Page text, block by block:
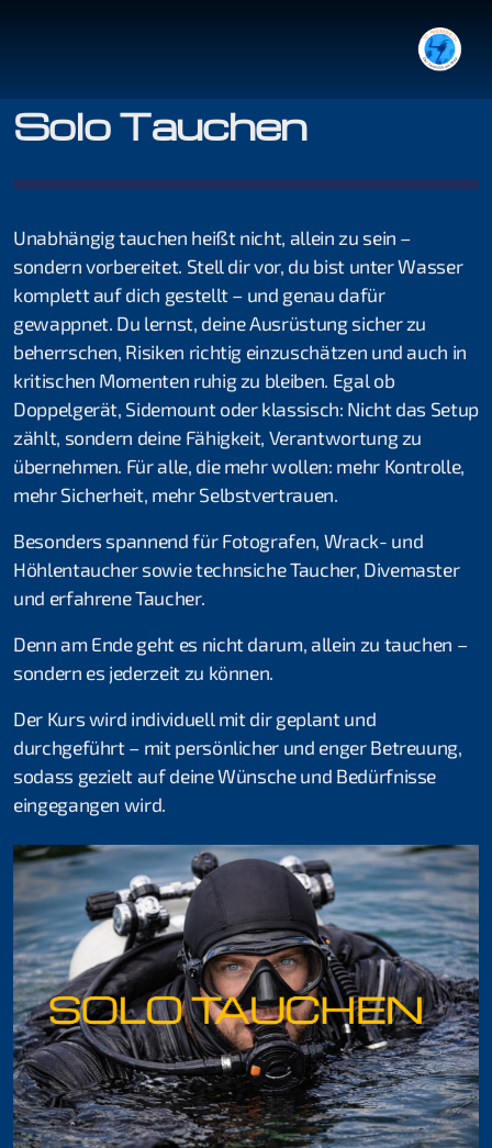
Solo Tauchen
Unabhängig tauchen heißt nicht, allein zu sein –
sondern vorbereitet. Stell dir vor, du bist unter Wasser
komplett auf dich gestellt – und genau dafür
gewappnet. Du lernst, deine Ausrüstung sicher zu
beherrschen, Risiken richtig einzuschätzen und auch in
kritischen Momenten ruhig zu bleiben. Egal ob
Doppelgerät, Sidemount oder klassisch: Nicht das Setup
zählt, sondern deine Fähigkeit, Verantwortung zu
übernehmen. Für alle, die mehr wollen: mehr Kontrolle,
mehr Sicherheit, mehr Selbstvertrauen.
Besonders spannend für Fotografen, Wrack- und
Höhlentaucher sowie technsiche Taucher, Divemaster
und erfahrene Taucher.
Denn am Ende geht es nicht darum, allein zu tauchen –
sondern es jederzeit zu können.
Der Kurs wird individuell mit dir geplant und
durchgeführt – mit persönlicher und enger Betreuung,
sodass gezielt auf deine Wünsche und Bedürfnisse
eingegangen wird.
Tauchgang mit Guide
Tauchen im Rhein
Organisation
Jonas Haab
Kilian Köpfli
Thomas Türk
Michael Vogel
Daniel Fahrni
Daniel Rüttimann
Clublokal
Tauchanlässe & Events
Atemgas
Tauch- und Mietmaterial
Öffentlichkeitsarbeit
Kurse für Beginner
Schnuppertauchen